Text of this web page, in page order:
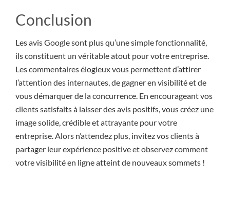
Conclusion
Les avis Google sont plus qu’une simple fonctionnalité,
ils constituent un véritable atout pour votre entreprise.
Les commentaires élogieux vous permettent d’attirer
l’attention des internautes, de gagner en visibilité et de
vous démarquer de la concurrence. En encourageant vos
clients satisfaits à laisser des avis positifs, vous créez une
image solide, crédible et attrayante pour votre
entreprise. Alors n’attendez plus, invitez vos clients à
partager leur expérience positive et observez comment
votre visibilité en ligne atteint de nouveaux sommets !